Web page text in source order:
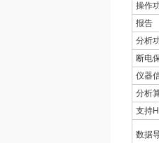
操作
报告
分析
断电
仪器
分析
支持
数据